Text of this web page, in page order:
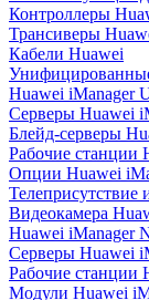
Контроллеры
Трансиверы
Кабели Huawei
Huawei iManager
Серверы Huawei
Блейд-серверы
Рабочие станции
Опции Huawei
Телеприсутствие
Видеокамера
Huawei iManager
Серверы Huawei
Рабочие станции
Модули Huawei